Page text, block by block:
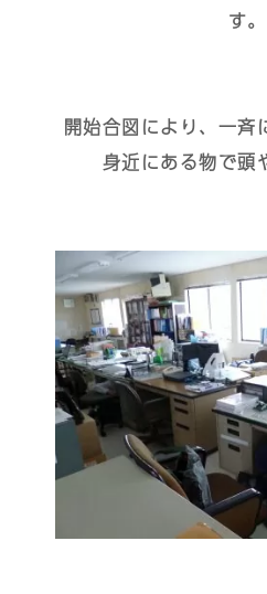
す。
開始合図により、一斉
身近にある物で頭